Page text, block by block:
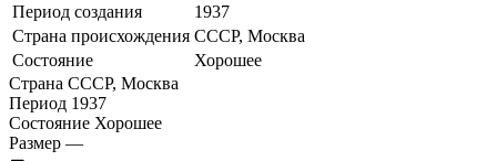
Период создания
1937
Страна происхождения СССР, Москва
Состояние
Хорошее
Страна СССР, Москва
Период 1937
Состояние Хорошее
Размер —